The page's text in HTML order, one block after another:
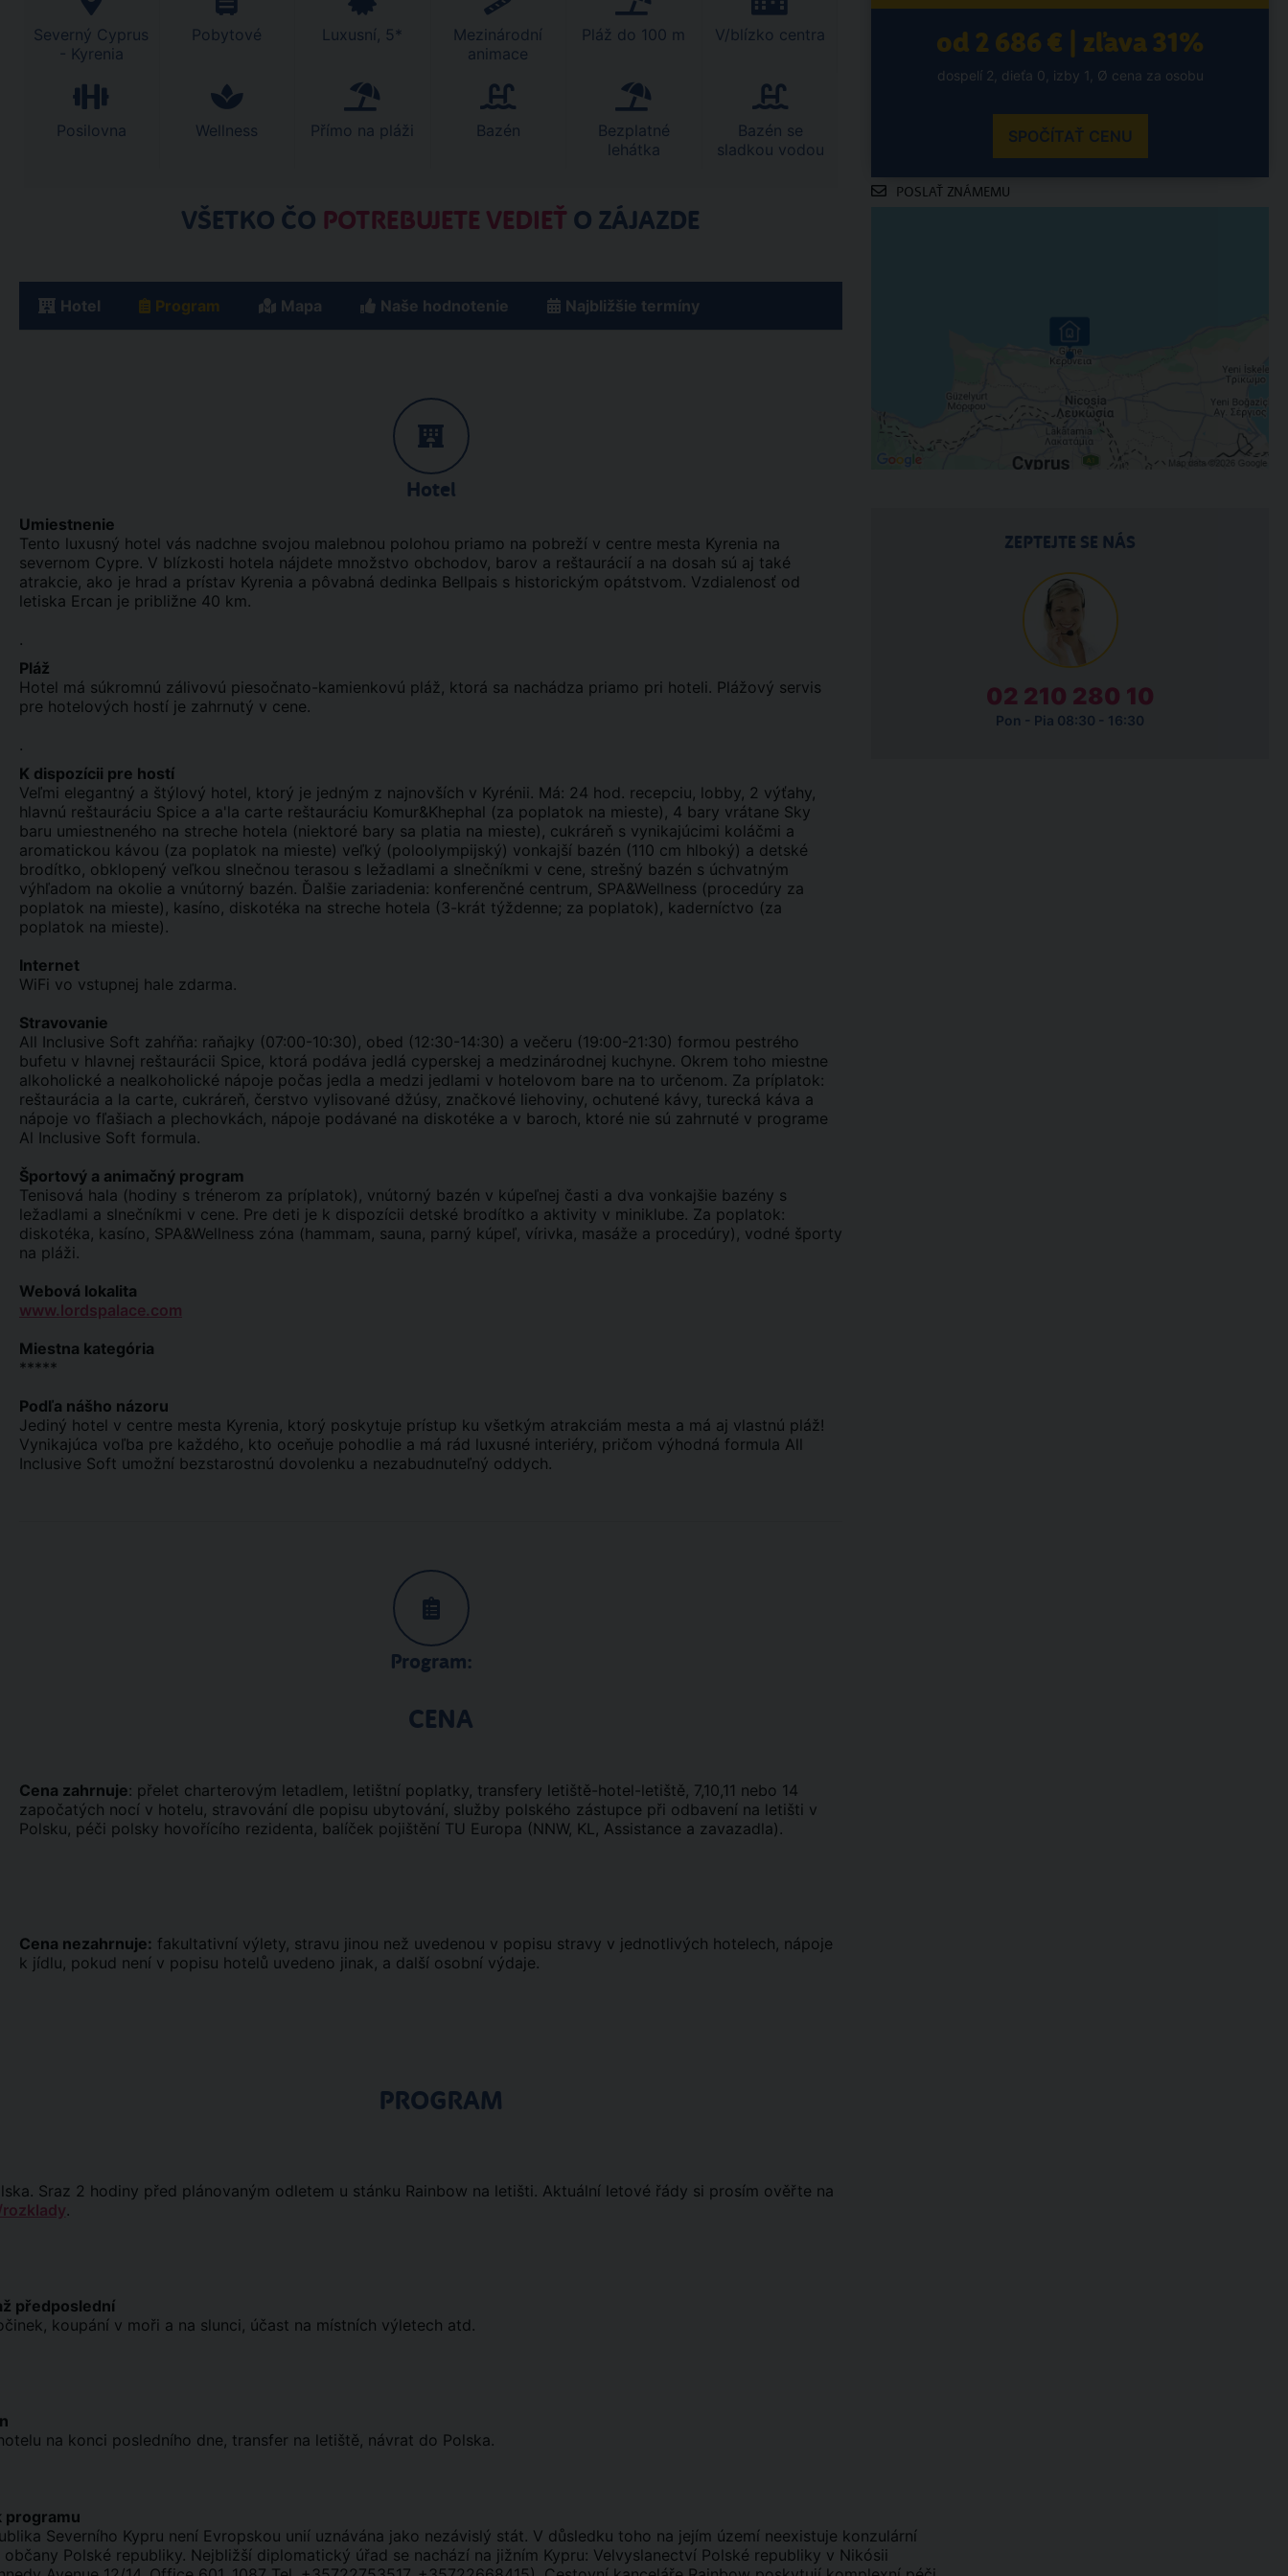
Severný Cyprus
- Kyrenia
Pobytové Luxusní, 5*
Mezinárodní
animace
Pláž do 100 m V/blízko centra
Posilovna Wellness Přímo na pláži Bazén
Bezplatné
lehátka
Bazén se
sladkou vodou
VŠETKO ČO POTREBUJETE VEDIEŤ O ZÁJAZDE
Hotel Program Mapa Naše hodnotenie Najbližšie termíny
Hotel
Umiestnenie
Tento luxusný hotel vás nadchne svojou malebnou polohou priamo na pobreží v centre mesta Kyrenia na
severnom Cypre. V blízkosti hotela nájdete množstvo obchodov, barov a reštaurácií a na dosah sú aj také
atrakcie, ako je hrad a prístav Kyrenia a pôvabná dedinka Bellpais s historickým opátstvom. Vzdialenosť od
letiska Ercan je približne 40 km.
.
Pláž
Hotel má súkromnú zálivovú piesočnato-kamienkovú pláž, ktorá sa nachádza priamo pri hoteli. Plážový servis
pre hotelových hostí je zahrnutý v cene.
.
K dispozícii pre hostí
Veľmi elegantný a štýlový hotel, ktorý je jedným z najnovších v Kyrénii. Má: 24 hod. recepciu, lobby, 2 výťahy,
hlavnú reštauráciu Spice a a'la carte reštauráciu Komur&Khephal (za poplatok na mieste), 4 bary vrátane Sky
baru umiestneného na streche hotela (niektoré bary sa platia na mieste), cukráreň s vynikajúcimi koláčmi a
aromatickou kávou (za poplatok na mieste) veľký (poloolympijský) vonkajší bazén (110 cm hlboký) a detské
brodítko, obklopený veľkou slnečnou terasou s ležadlami a slnečníkmi v cene, strešný bazén s úchvatným
výhľadom na okolie a vnútorný bazén. Ďalšie zariadenia: konferenčné centrum, SPA&Wellness (procedúry za
poplatok na mieste), kasíno, diskotéka na streche hotela (3-krát týždenne; za poplatok), kaderníctvo (za
poplatok na mieste).
Internet
WiFi vo vstupnej hale zdarma.
Stravovanie
All Inclusive Soft zahŕňa: raňajky (07:00-10:30), obed (12:30-14:30) a večeru (19:00-21:30) formou pestrého
bufetu v hlavnej reštaurácii Spice, ktorá podáva jedlá cyperskej a medzinárodnej kuchyne. Okrem toho miestne
alkoholické a nealkoholické nápoje počas jedla a medzi jedlami v hotelovom bare na to určenom. Za príplatok:
reštaurácia a la carte, cukráreň, čerstvo vylisované džúsy, značkové liehoviny, ochutené kávy, turecká káva a
nápoje vo fľašiach a plechovkách, nápoje podávané na diskotéke a v baroch, ktoré nie sú zahrnuté v programe
Al Inclusive Soft formula.
Športový a animačný program
Tenisová hala (hodiny s trénerom za príplatok), vnútorný bazén v kúpeľnej časti a dva vonkajšie bazény s
ležadlami a slnečníkmi v cene. Pre deti je k dispozícii detské brodítko a aktivity v miniklube. Za poplatok:
diskotéka, kasíno, SPA&Wellness zóna (hammam, sauna, parný kúpeľ, vírivka, masáže a procedúry), vodné športy
na pláži.
Webová lokalita
www.lordspalace.com
Miestna kategória
*****
Podľa nášho názoru
Jediný hotel v centre mesta Kyrenia, ktorý poskytuje prístup ku všetkým atrakciám mesta a má aj vlastnú pláž!
Vynikajúca voľba pre každého, kto oceňuje pohodlie a má rád luxusné interiéry, pričom výhodná formula All
Inclusive Soft umožní bezstarostnú dovolenku a nezabudnuteľný oddych.
Program:
CENA
Cena zahrnuje: přelet charterovým letadlem, letištní poplatky, transfery letiště-hotel-letiště, 7,10,11 nebo 14
započatých nocí v hotelu, stravování dle popisu ubytování, služby polského zástupce při odbavení na letišti v
Polsku, péči polsky hovořícího rezidenta, balíček pojištění TU Europa (NNW, KL, Assistance a zavazadla).
Cena nezahrnuje: fakultativní výlety, stravu jinou než uvedenou v popisu stravy v jednotlivých hotelech, nápoje
k jídlu, pokud není v popisu hotelů uvedeno jinak, a další osobní výdaje.
PROGRAM
Sraz 2 hodiny před plánovaným odletem u stánku Rainbow na letišti. Aktuální letové řády si prosím ověřte na
.
předposlední
koupání v moři a na slunci, účast na místních výletech atd.
na konci posledního dne, transfer na letiště, návrat do Polska.
programu
Severního Kypru není Evropskou unií uznávána jako nezávislý stát. V důsledku toho na jejím území neexistuje konzulární
Polské republiky. Nejbližší diplomatický úřad se nachází na jižním Kypru: Velvyslanectví Polské republiky v Nikósii
od 2 686 € | zľava 31%
dospelí 2, dieťa 0, izby 1, Ø cena za osobu
SPOČÍTAŤ CENU
POSLAŤ ZNÁMEMU
ZEPTEJTE SE NÁS
02 210 280 10
Pon - Pia 08:30 - 16:30